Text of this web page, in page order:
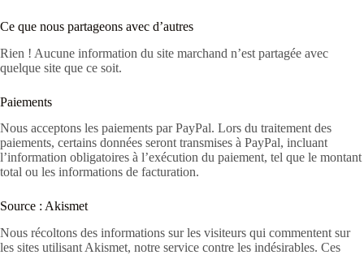
Ce que nous partageons avec d’autres
Rien ! Aucune information du site marchand n’est partagée avec
quelque site que ce soit.
Paiements
Nous acceptons les paiements par PayPal. Lors du traitement des
paiements, certains données seront transmises à PayPal, incluant
l’information obligatoires à l’exécution du paiement, tel que le montant
total ou les informations de facturation.
Source : Akismet
Nous récoltons des informations sur les visiteurs qui commentent sur
les sites utilisant Akismet, notre service contre les indésirables. Ces